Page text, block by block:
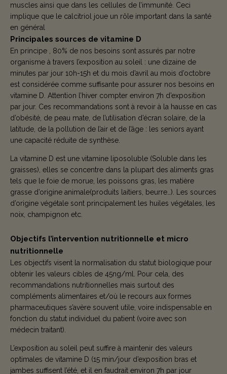
muscles ainsi que dans les cellules de l’immunité. Ceci
implique que le calcitriol joue un rôle important dans la santé
en général
Principales sources de vitamine D
En principe , 80% de nos besoins sont assurés par notre
organisme à travers l’exposition au soleil : une dizaine de
minutes par jour 10h-15h et du mois d’avril au mois d’octobre
est considérée comme suffisante pour assurer nos besoins en
vitamine D. Attention l’hiver compter environ 7h d’exposition
par jour. Ces recommandations sont à revoir à la hausse en cas
d’obésité, de peau mate, de l’utilisation d’écran solaire, de la
latitude, de la pollution de l’air et de l’âge : les seniors ayant
une capacité réduite de synthèse.
La vitamine D est une vitamine liposoluble (Soluble dans les
graisses), elles se concentre dans la plupart des aliments gras
tels que le foie de morue, les poissons gras, les matière
grasse d’origine animale(produits laitiers, beurre…). Les sources
d’origine végétale sont principalement les huiles végétales, les
noix, champignon etc.
Objectifs l’intervention nutritionnelle et micro
nutritionnelle
Les objectifs visent la normalisation du statut biologique pour
obtenir les valeurs cibles de 45ng/ml. Pour cela, des
recommandations nutritionnelles mais surtout des
compléments alimentaires et/où le recours aux formes
pharmaceutiques s’avère souvent utile, voire indispensable en
fonction du statut individuel du patient (voire avec son
médecin traitant).
L’exposition au soleil peut suffire à maintenir des valeurs
optimales de vitamine D (15 min/jour d’exposition bras et
jambes suffisent l’été, et il en faudrait environ 7h par jour